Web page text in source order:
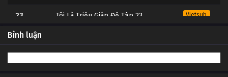
23 Tôi Là Triệu Giáp Đệ Tập 23
Vietsub
22 Tôi Là Triệu Giáp Đệ Tập 22
Bình luận